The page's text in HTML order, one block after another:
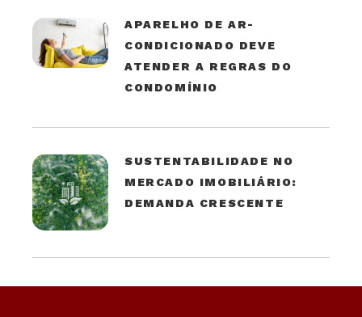
APARELHO DE AR-
CONDICIONADO DEVE
ATENDER A REGRAS DO
CONDOMÍNIO
SUSTENTABILIDADE NO
MERCADO IMOBILIÁRIO:
DEMANDA CRESCENTE